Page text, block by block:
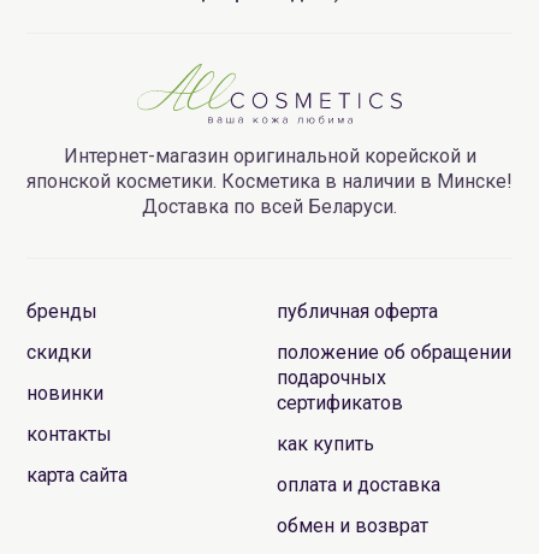
Интернет-магазин оригинальной корейской и
японской косметики. Косметика в наличии в Минске!
Доставка по всей Беларуси.
бренды
скидки
новинки
контакты
карта сайта
публичная оферта
положение об обращении
подарочных
сертификатов
как купить
оплата и доставка
обмен и возврат